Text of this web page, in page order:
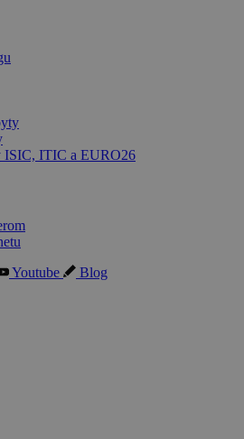
ISIC, ITIC a EURO26
Youtube Blog